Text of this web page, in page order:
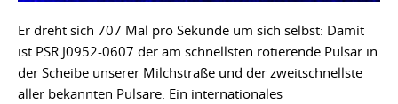
Er dreht sich 707 Mal pro Sekunde um sich selbst: Damit
ist PSR J0952-0607 der am schnellsten rotierende Pulsar in
der Scheibe unserer Milchstraße und der zweitschnellste
aller bekannten Pulsare. Ein internationales